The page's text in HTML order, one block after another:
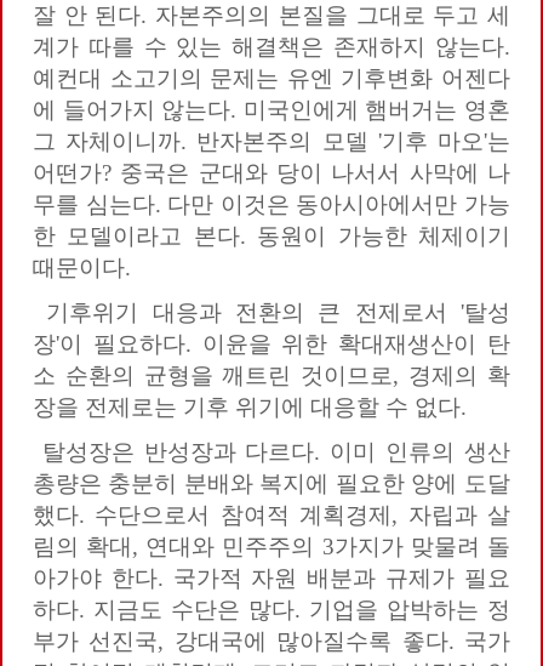
잘 안 된다. 자본주의의 본질을 그대로 두고 세
계가 따를 수 있는 해결책은 존재하지 않는다.
예컨대 소고기의 문제는 유엔 기후변화 어젠다
에 들어가지 않는다. 미국인에게 햄버거는 영혼
그 자체이니까. 반자본주의 모델 '기후 마오'는
어떤가? 중국은 군대와 당이 나서서 사막에 나
무를 심는다. 다만 이것은 동아시아에서만 가능
한 모델이라고 본다. 동원이 가능한 체제이기
때문이다.
기후위기 대응과 전환의 큰 전제로서 '탈성
장'이 필요하다. 이윤을 위한 확대재생산이 탄
소 순환의 균형을 깨트린 것이므로, 경제의 확
장을 전제로는 기후 위기에 대응할 수 없다.
탈성장은 반성장과 다르다. 이미 인류의 생산
총량은 충분히 분배와 복지에 필요한 양에 도달
했다. 수단으로서 참여적 계획경제, 자립과 살
림의 확대, 연대와 민주주의 3가지가 맞물려 돌
아가야 한다. 국가적 자원 배분과 규제가 필요
하다. 지금도 수단은 많다. 기업을 압박하는 정
부가 선진국, 강대국에 많아질수록 좋다. 국가